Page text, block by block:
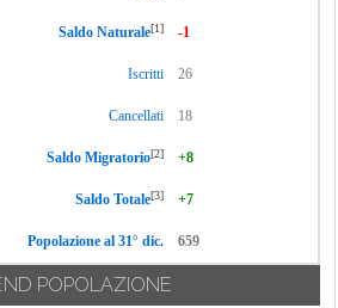
Voltido
Saldo Naturale[1] -1
Iscritti 26
Cancellati 18
Saldo Migratorio[2] +8
Saldo Totale[3] +7
Popolazione al 31° dic. 659
POPOLAZIONE